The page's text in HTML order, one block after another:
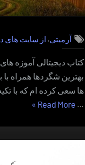
آرمیتی, از سایت های
کتاب دیجیتالی آموزه
بهترین شگردها همراه
ها سعی کرده ام که با
…
Read More “آموزه
»